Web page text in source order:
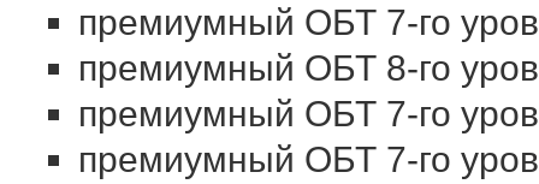
премиумный ОБТ 7-го
премиумный ОБТ 8-го
премиумный ОБТ 7-го
премиумный ОБТ 7-го